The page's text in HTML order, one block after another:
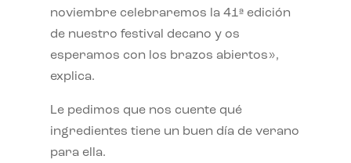
noviembre celebraremos la 41ª edición
de nuestro festival decano y os
esperamos con los brazos abiertos»,
explica.
Le pedimos que nos cuente qué
ingredientes tiene un buen día de verano
para ella.